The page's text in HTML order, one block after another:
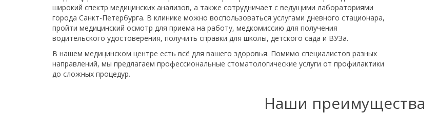
широкий спектр медицинских анализов, а также сотрудничает с ведущими лабораториями
города Санкт-Петербурга. В клинике можно воспользоваться услугами дневного стационара,
пройти медицинский осмотр для приема на работу, медкомиссию для получения
водительского удостоверения, получить справки для школы, детского сада и ВУЗа.
В нашем медицинском центре есть всё для вашего здоровья. Помимо специалистов разных
направлений, мы предлагаем профессиональные стоматологические услуги от профилактики
до сложных процедур.
Наши преимущества